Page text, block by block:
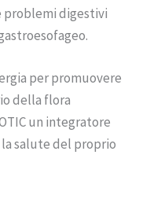
problemi digestivi
per promuovere
della flora
un integratore
salute del proprio